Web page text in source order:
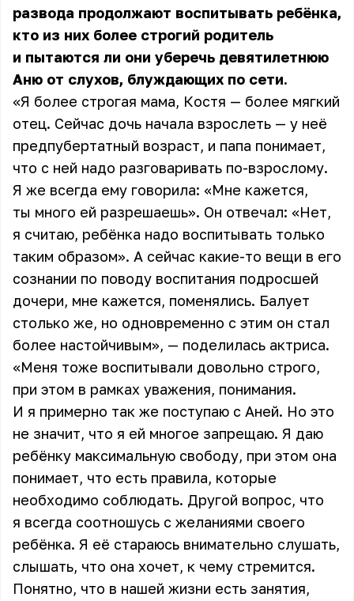
развода продолжают воспитывать ребёнка,
кто из них более строгий родитель
и пытаются ли они уберечь девятилетнюю
Аню от слухов, блуждающих по сети.
«Я более строгая мама, Костя — более мягкий
отец. Сейчас дочь начала взрослеть — у неё
предпубертатный возраст, и папа понимает,
что с ней надо разговаривать по-взрослому.
Я же всегда ему говорила: «Мне кажется,
ты много ей разрешаешь». Он отвечал: «Нет,
я считаю, ребёнка надо воспитывать только
таким образом». А сейчас какие-то вещи в его
сознании по поводу воспитания подросшей
дочери, мне кажется, поменялись. Балует
столько же, но одновременно с этим он стал
более настойчивым», — поделилась актриса.
«Меня тоже воспитывали довольно строго,
при этом в рамках уважения, понимания.
И я примерно так же поступаю с Аней. Но это
не значит, что я ей многое запрещаю. Я даю
ребёнку максимальную свободу, при этом она
понимает, что есть правила, которые
необходимо соблюдать. Другой вопрос, что
я всегда соотношусь с желаниями своего
ребёнка. Я её стараюсь внимательно слушать,
слышать, что она хочет, к чему стремится.
Понятно, что в нашей жизни есть занятия,